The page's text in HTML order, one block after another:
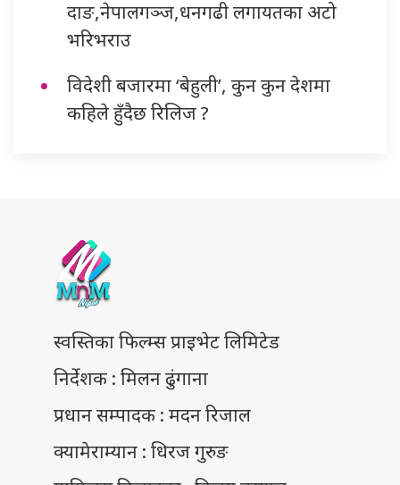
दाङ,नेपालगञ्ज,धनगढी लगायतका अटो
भरिभराउ
विदेशी बजारमा ‘बेहुली’, कुन कुन देशमा
कहिले हुँदैछ रिलिज ?
स्वस्तिका फिल्म्स प्राइभेट लिमिटेड
निर्देशक : मिलन ढुंगाना
प्रधान सम्पादक : मदन रिजाल
क्यामेराम्यान : धिरज गुरुङ